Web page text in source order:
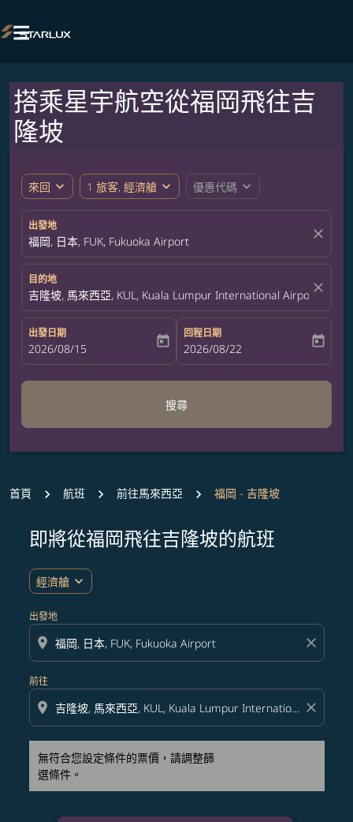

搭乘星宇航空從福岡飛往吉
隆坡
來回 expand_more 1 旅客, 經濟艙 expand_more 優惠代碼 expand_more
出發地
福岡, 日本, FUK, Fukuoka Airport close
目的地
吉隆坡, 馬來西亞, KUL, Kuala Lumpur International Airportclose
出發日期
fc-booking-departure-date-aria-label
2026/08/15 today
回程日期
fc-booking-return-date-aria-label
2026/08/22 today
搜尋
首頁 航班 前往馬來西亞 福岡 - 吉隆坡
即將從福岡飛往吉隆坡的航班
經濟艙 expand_more
出發地
location_on close
前往
location_on close
無符合您設定條件的票價，請調整篩
選條件。
無符合您設定條件的票價，請調整篩選條件。